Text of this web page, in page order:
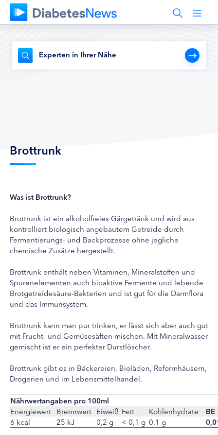
Experten in Ihrer Nähe
Brottrunk
Was ist Brottrunk?
Brottrunk ist ein alkoholfreies Gärgetränk und wird aus
kontrolliert biologisch angebautem Getreide durch
Fermentierungs- und Backprozesse ohne jegliche
chemische Zusätze hergestellt.
Brottrunk enthält neben Vitaminen, Mineralstoffen und
Spurenelementen auch bioaktive Fermente und lebende
Brotgetreidesäure-Bakterien und ist gut für die Darmflora
und das Immunsystem.
Brottrunk kann man pur trinken, er lässt sich aber auch gut
mit Frucht- und Gemüsesäften mischen. Mit Mineralwasser
gemischt ist er ein perfekter Durstlöscher.
Brottrunk gibt es in Bäckereien, Bioläden, Reformhäusern,
Drogerien und im Lebensmittelhandel.
Nährwertangaben pro 100ml
Energiewert Brennwert Eiweiß Fett Kohlenhydrate
BE
6 kcal
25 kJ 0,2 g < 0,1 g 0,1 g